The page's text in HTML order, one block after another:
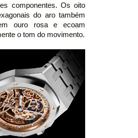
componentes. Os oito
do aro também
ouro rosa e ecoam
o tom do movimento.